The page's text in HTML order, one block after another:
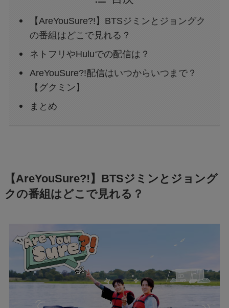
【AreYouSure?!】BTSジミンとジョングク
の番組はどこで見れる？
ネトフリやHuluでの配信は？
AreYouSure?!配信はいつからいつまで？
【グクミン】
まとめ
【AreYouSure?!】BTSジミンとジョング
クの番組はどこで見れる？